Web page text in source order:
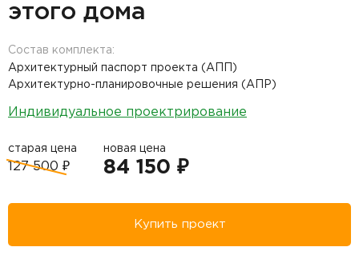
этого дома
Состав комплекта:
Архитектурный паспорт проекта (АПП)
Архитектурно-планировочные решения (АПР)
Индивидуальное проектрирование
старая цена
127 500 ₽
новая цена
84 150 ₽
Купить проект